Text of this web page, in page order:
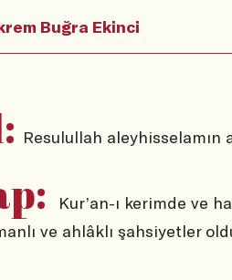
Buğra Ekinci
Resulullah
Kur’an-ı kerimde ve
ve ahlâklı şahsiyetler